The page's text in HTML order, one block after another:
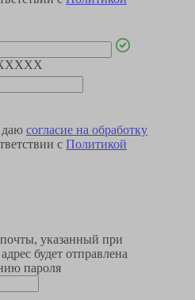
даю согласие на обработку
с Политикой
указанный при
будет отправлена
пароля